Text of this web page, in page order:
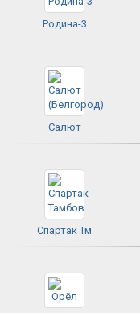
Родина-3
Салют
Спартак Тм